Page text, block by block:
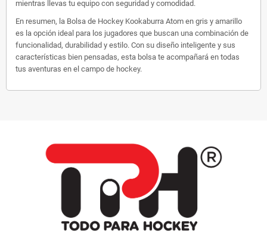
mientras llevas tu equipo con seguridad y comodidad.
En resumen, la Bolsa de Hockey Kookaburra Atom en gris y amarillo
es la opción ideal para los jugadores que buscan una combinación de
funcionalidad, durabilidad y estilo. Con su diseño inteligente y sus
características bien pensadas, esta bolsa te acompañará en todas
tus aventuras en el campo de hockey.